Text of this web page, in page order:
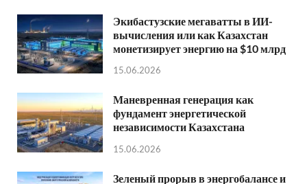
Экибастузские мегаватты в ИИ-
вычисления или как Казахстан
монетизирует энергию на $10 млрд
15.06.2026
Маневренная генерация как
фундамент энергетической
независимости Казахстана
15.06.2026
Зеленый прорыв в энергобалансе и